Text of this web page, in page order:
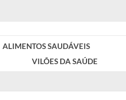
ALIMENTOS SAUDÁVEIS
VILÕES DA SAÚDE